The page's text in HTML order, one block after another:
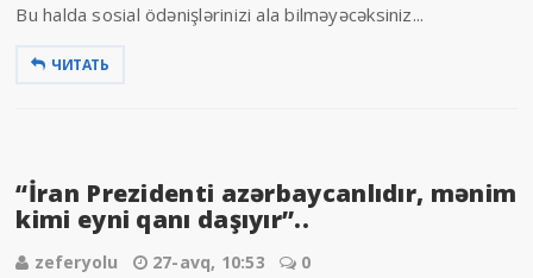
Bu halda sosial ödənişlərinizi ala bilməyəcəksiniz...
ЧИТАТЬ
“İran Prezidenti azərbaycanlıdır, mənim
kimi eyni qanı daşıyır”..
zeferyolu 27-avq, 10:53 0